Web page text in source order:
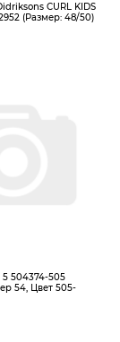
CURL KIDS
(Размер: 48/50)
504374-505
54, Цвет 505-